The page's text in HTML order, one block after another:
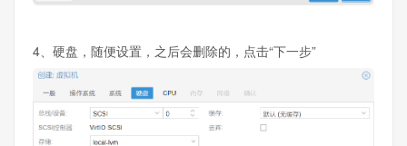
4、硬盘，随便设置，之后会删除的，点击“下一步”